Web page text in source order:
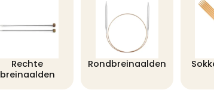
Rechte
breinaalden
Rondbreinaalden